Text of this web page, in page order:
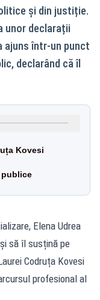
și din justiție.
unor declarații
ajuns într-un punct
declarând că îl
Kovesi
Elena Udrea
să îl susțină pe
Codruța Kovesi
profesional al